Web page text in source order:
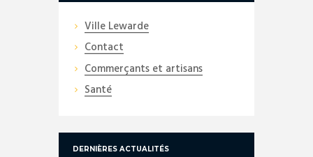
Ville Lewarde
Contact
Commerçants et artisans
Santé
DERNIÈRES ACTUALITÉS